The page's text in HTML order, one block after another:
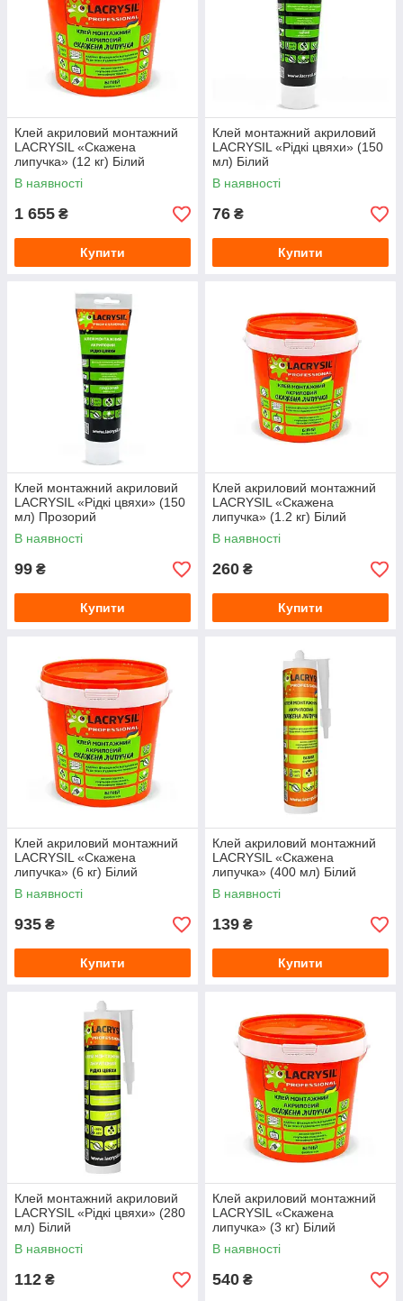
Клей акриловий монтажний
LACRYSIL «Скажена
липучка» (12 кг) Білий
В наявності
1 655 ₴
Купити
Клей монтажний акриловий
LACRYSIL «Рідкі цвяхи» (150
мл) Білий
В наявності
76 ₴
Купити
Клей монтажний акриловий
LACRYSIL «Рідкі цвяхи» (150
мл) Прозорий
В наявності
99 ₴
Купити
Клей акриловий монтажний
LACRYSIL «Скажена
липучка» (1.2 кг) Білий
В наявності
260 ₴
Купити
Клей акриловий монтажний
LACRYSIL «Скажена
липучка» (6 кг) Білий
В наявності
935 ₴
Купити
Клей акриловий монтажний
LACRYSIL «Скажена
липучка» (400 мл) Білий
В наявності
139 ₴
Купити
Клей монтажний акриловий
LACRYSIL «Рідкі цвяхи» (280
мл) Білий
В наявності
112 ₴
Клей акриловий монтажний
LACRYSIL «Скажена
липучка» (3 кг) Білий
В наявності
540 ₴